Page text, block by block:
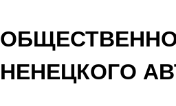
НЕНЕЦКОГО